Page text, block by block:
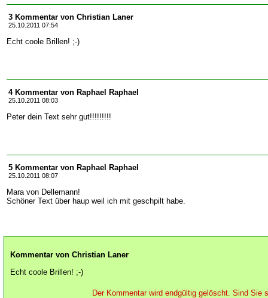
3 Kommentar von Christian Laner
25.10.2011 07:54
Echt coole Brillen! ;-)
4 Kommentar von Raphael Raphael
25.10.2011 08:03
Peter dein Text sehr gut!!!!!!!!!
5 Kommentar von Raphael Raphael
25.10.2011 08:07
Mara von Dellemann!
Schöner Text über haup weil ich mit geschpilt habe.
Kommentar von Christian Laner
Echt coole Brillen! ;-)
Der Kommentar wird endgültig gelöscht. Sind Sie